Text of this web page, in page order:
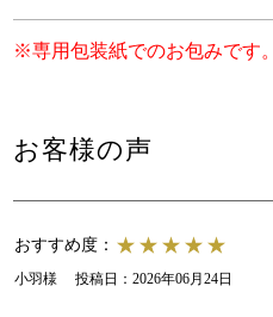
※専用包装紙でのお包みです。
お客様の声
おすすめ度：
小羽様 投稿日：2026年06月24日